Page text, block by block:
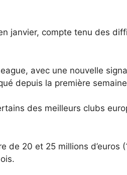
janvier, compte tenu des
avec une nouvelle
depuis la première
des meilleurs clubs
20 et 25 millions d’euros